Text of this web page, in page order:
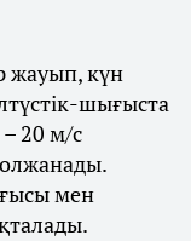
жауып, күн
шығыста
– 20 м/с
мен